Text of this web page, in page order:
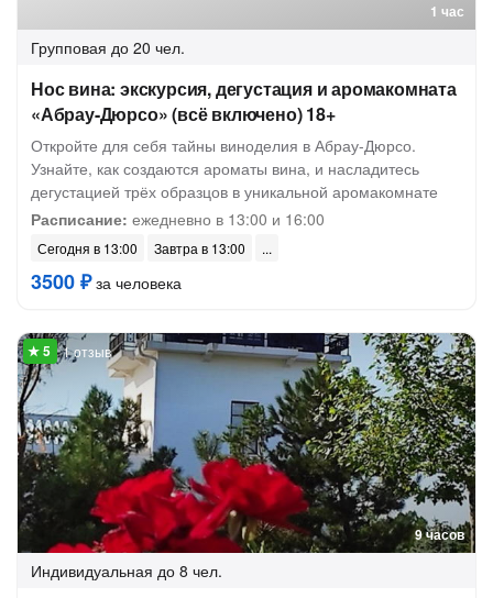
1 час
Групповая до 20 чел.
Нос вина: экскурсия, дегустация и аромакомната
«Абрау-Дюрсо» (всё включено) 18+
Откройте для себя тайны виноделия в Абрау-Дюрсо.
Узнайте, как создаются ароматы вина, и насладитесь
дегустацией трёх образцов в уникальной аромакомнате
Расписание: ежедневно в 13:00 и 16:00
Сегодня в 13:00 Завтра в 13:00
3500 ₽за человека
9 часов
1 отзыв
Индивидуальная до 8 чел.